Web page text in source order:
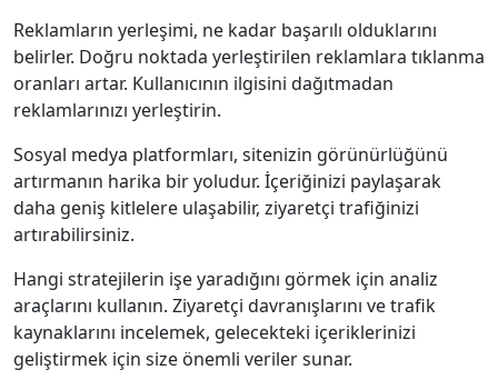
Reklamların yerleşimi, ne kadar başarılı olduklarını
belirler. Doğru noktada yerleştirilen reklamlara tıklanma
oranları artar. Kullanıcının ilgisini dağıtmadan
reklamlarınızı yerleştirin.
Sosyal medya platformları, sitenizin görünürlüğünü
artırmanın harika bir yoludur. İçeriğinizi paylaşarak
daha geniş kitlelere ulaşabilir, ziyaretçi trafiğinizi
artırabilirsiniz.
Hangi stratejilerin işe yaradığını görmek için analiz
araçlarını kullanın. Ziyaretçi davranışlarını ve trafik
kaynaklarını incelemek, gelecekteki içeriklerinizi
geliştirmek için size önemli veriler sunar.